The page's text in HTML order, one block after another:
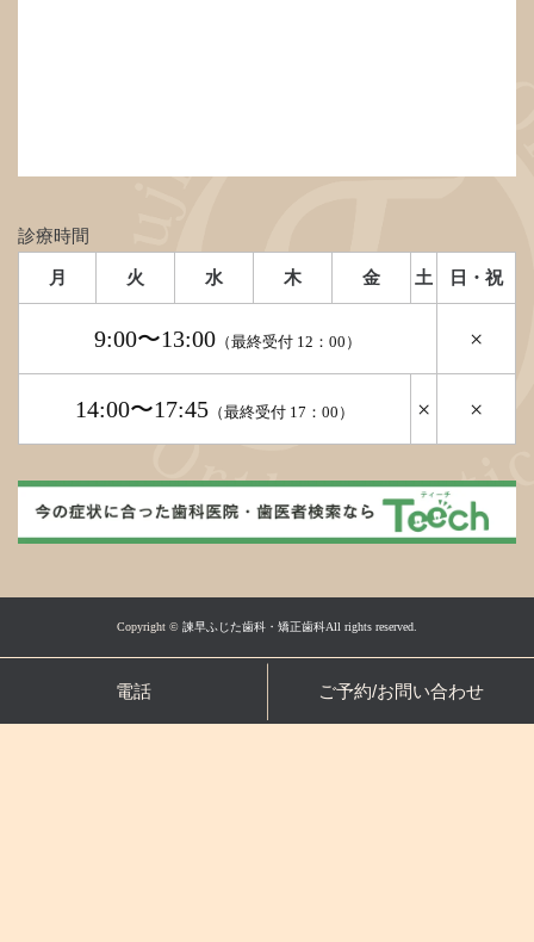
診療時間
月 火 水 木 金 土 日・祝
9:00〜13:00 （最終受付 12：00） ×
14:00〜17:45 （最終受付 17：00） × ×
Copyright © 諫早ふじた歯科・矯正歯科All rights reserved.
電話 ご予約/お問い合わせ